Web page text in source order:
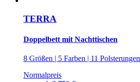
TERRA
Doppelbett mit Nachttischen
8 Größen | 5 Farben | 11 Polsterungen
Normalpreis